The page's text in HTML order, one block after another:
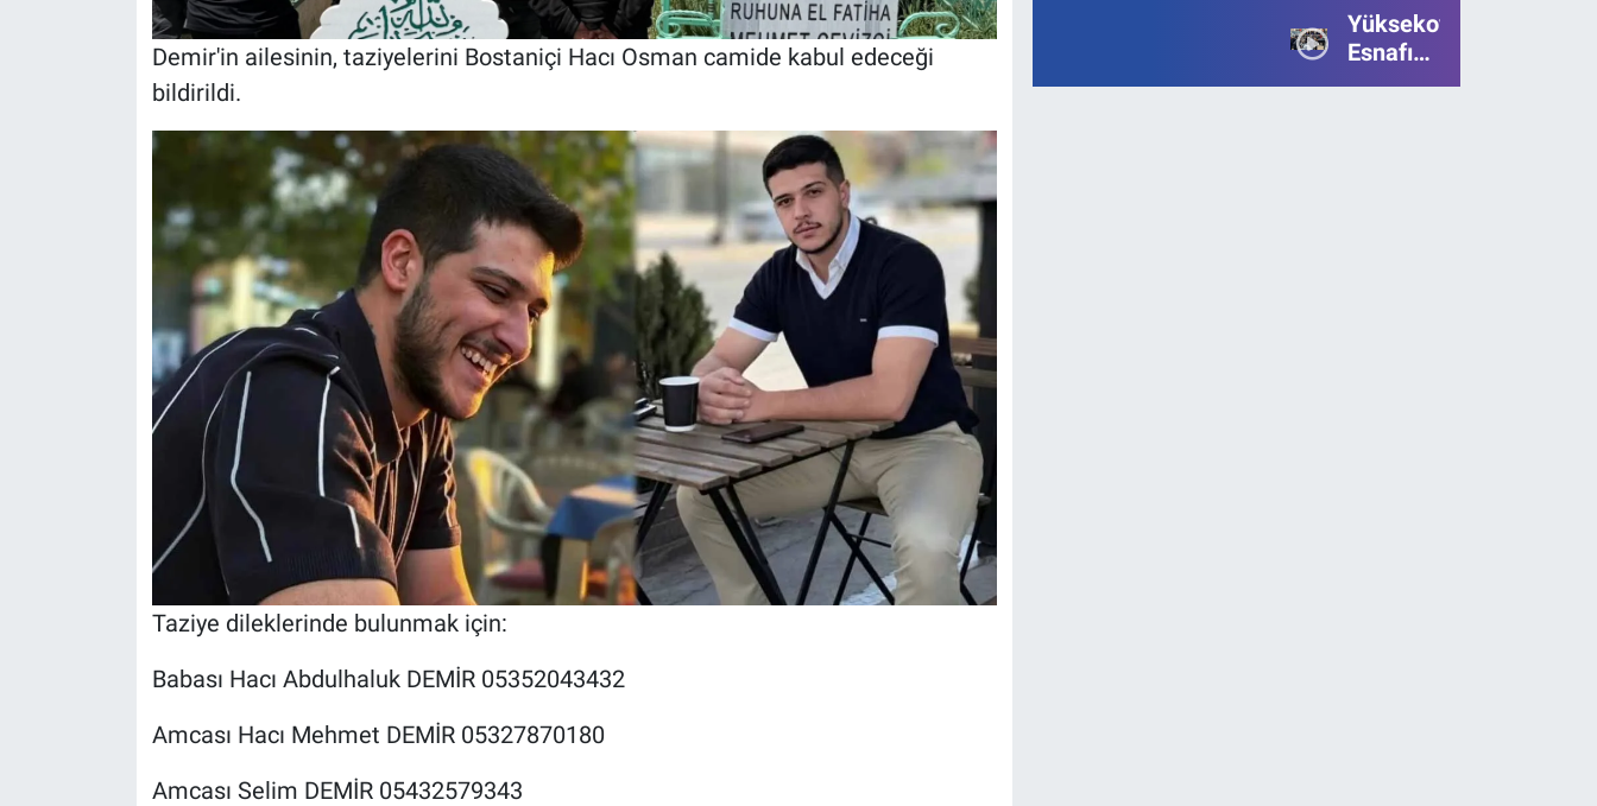
Demir'in ailesinin, taziyelerini Bostaniçi Hacı Osman camide kabul edeceği
bildirildi.
Taziye dileklerinde bulunmak için:
Babası Hacı Abdulhaluk DEMİR 05352043432
Amcası Hacı Mehmet DEMİR 05327870180
Amcası Selim DEMİR 05432579343
Bilgi
Yarışmasının
Birincisi
Yüksekova
Esnafı
Bayrama